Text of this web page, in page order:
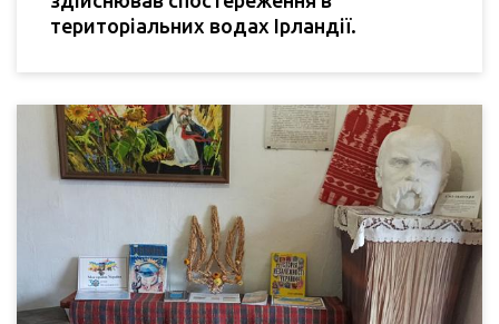
територіальних водах Ірландії.